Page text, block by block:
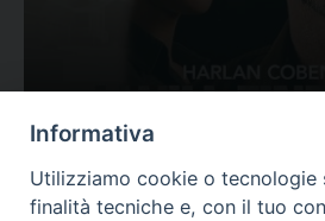
Valutazione
Complesso, Problematico
Tematica: Amore-Sentimenti,
Informativa
Utilizziamo cookie o tecnologie
finalità tecniche e, con il tuo